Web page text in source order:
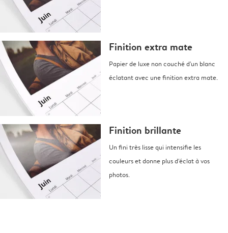
Finition extra mate
Papier de luxe non couché d'un blanc
éclatant avec une finition extra mate.
Finition brillante
Un fini très lisse qui intensifie les
couleurs et donne plus d'éclat à vos
photos.